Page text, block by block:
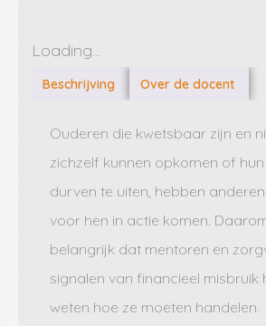
Loading...
Beschrijving Over de docent
Ouderen die kwetsbaar zijn en
zichzelf kunnen opkomen of
durven te uiten, hebben
voor hen in actie komen.
belangrijk dat mentoren en
signalen van financieel misbruik
weten hoe ze moeten handelen.